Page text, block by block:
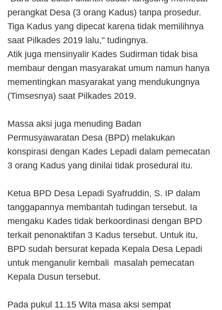
perangkat Desa (3 orang Kadus) tanpa prosedur.
Tiga Kadus yang dipecat karena tidak memilihnya
saat Pilkades 2019 lalu," tudingnya.
Atik juga mensinyalir Kades Sudirman tidak bisa
membaur dengan masyarakat umum namun hanya
mementingkan masyarakat yang mendukungnya
(Timsesnya) saat Pilkades 2019.
Massa aksi juga menuding Badan
Permusyawaratan Desa (BPD) melakukan
konspirasi dengan Kades Lepadi dalam pemecatan
3 orang Kadus yang dinilai tidak prosedural itu.
Ketua BPD Desa Lepadi Syafruddin, S. IP dalam
tanggapannya membantah tudingan tersebut. Ia
mengaku Kades tidak berkoordinasi dengan BPD
terkait penonaktifan 3 Kadus tersebut. Untuk itu,
BPD sudah bersurat kepada Kepala Desa Lepadi
untuk menganulir kembali masalah pemecatan
Kepala Dusun tersebut.
Pada pukul 11.15 Wita masa aksi sempat